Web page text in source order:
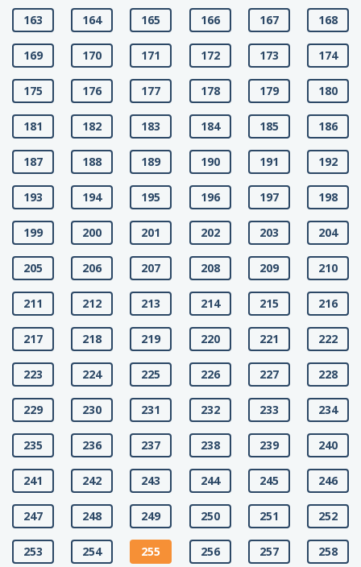
163 164 165 166 167 168
169 170 171 172 173 174
175 176 177 178 179 180
181 182 183 184 185 186
187 188 189 190 191 192
193 194 195 196 197 198
199 200 201 202 203 204
205 206 207 208 209 210
211 212 213 214 215 216
217 218 219 220 221 222
223 224 225 226 227 228
229 230 231 232 233 234
235 236 237 238 239 240
241 242 243 244 245 246
247 248 249 250 251 252
253 254 255 256 257 258